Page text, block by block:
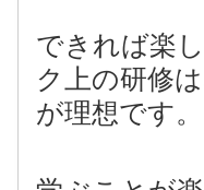
できれば楽
ク上の研修
が理想です。